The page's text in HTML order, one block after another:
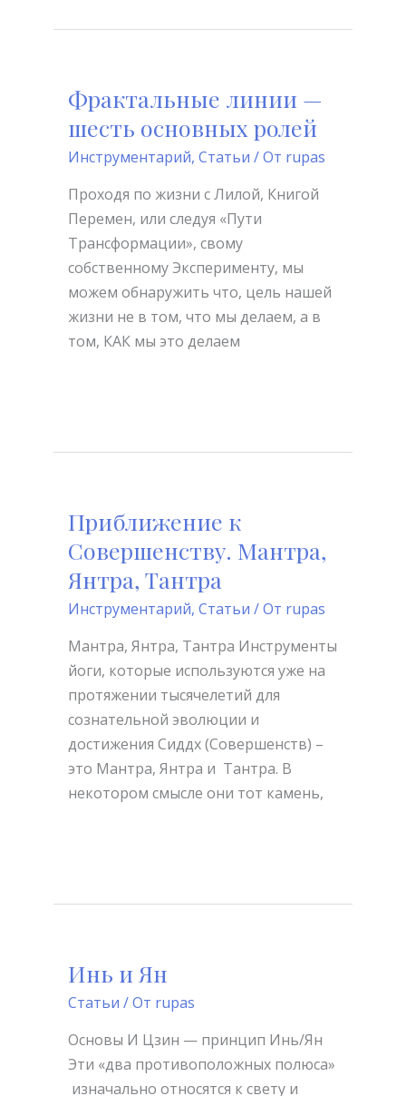
Фрактальные линии —
шесть основных ролей
Инструментарий, Статьи / От rupas
Проходя по жизни с Лилой, Книгой
Перемен, или следуя «Пути
Трансформации», свому
собственному Эксперименту, мы
можем обнаружить что, цель нашей
жизни не в том, что мы делаем, а в
том, КАК мы это делаем
Фрактальные
шесть
основных
ролей
Приближение к
Совершенству. Мантра,
Янтра, Тантра
Инструментарий, Статьи / От rupas
Мантра, Янтра, Тантра Инструменты
йоги, которые используются уже на
протяжении тысячелетий для
сознательной эволюции и
достижения Сиддх (Совершенств) –
это Мантра, Янтра и Тантра. В
некотором смысле они тот камень,
Приближение
Совершенству.
Мантра,
Янтра,
Тантра
Инь и Ян
Статьи / От rupas
Основы И Цзин — принцип Инь/Ян
Эти «два противоположных полюса»
изначально относятся к свету и
Инь